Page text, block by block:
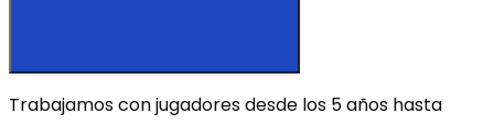
Trabajamos con jugadores desde los 5 años hasta